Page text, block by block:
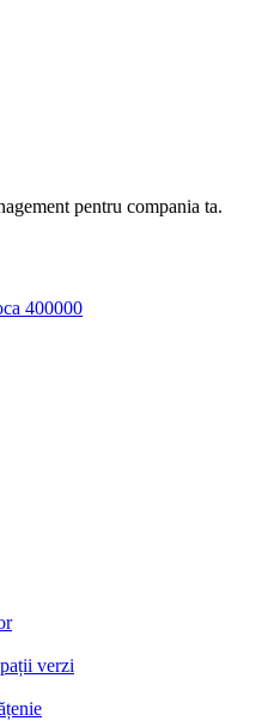
pentru compania ta.
400000
verzi